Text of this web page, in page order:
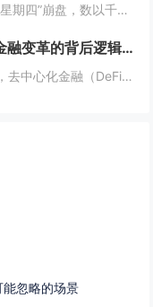
在2020 年 3 月，以太坊经历了“黑色星期四”崩盘，数以千计的 DeFi（去中心化金融）清算被同时触发，导致网络费用从 20 gwei 飙升至 200 gwei 以上。那些能够监控并对内存池数据做出反应的人幸存下来，而那些无法做到的人则...
DeFi即将迎来大爆发：2025年金融变革的背后逻辑与机会
<!--StartFragment--> 引言 2025年，去中心化金融（DeFi）可能迎来一个重要的爆发时期。根据近期的新闻热点，多个因素正在推动这一趋势的到来。首先，美国政府计划建立比特币战略储备，并配合发行ETF等债务...
忽略的场景